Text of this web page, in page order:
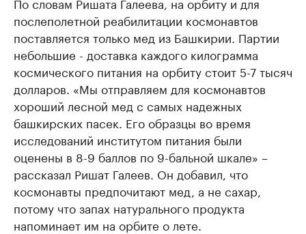
послеполетной реабилитации космонавтов
поставляется только мед из Башкирии. Партии
небольшие - доставка каждого килограмма
космического питания на орбиту стоит 5-7 тысяч
долларов. «Мы отправляем для космонавтов
хороший лесной мед с самых надежных
башкирских пасек. Его образцы во время
исследований институтом питания были
оценены в 8-9 баллов по 9-бальной шкале» –
рассказал Ришат Галеев. Он добавил, что
космонавты предпочитают мед, а не сахар,
потому что запах натурального продукта
напоминает им на орбите о лете.